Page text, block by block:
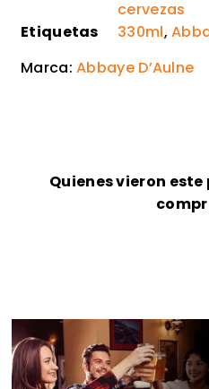
cervezas
Etiquetas
330ml,
Marca:Abbaye D’Aulne
Quienes vieron